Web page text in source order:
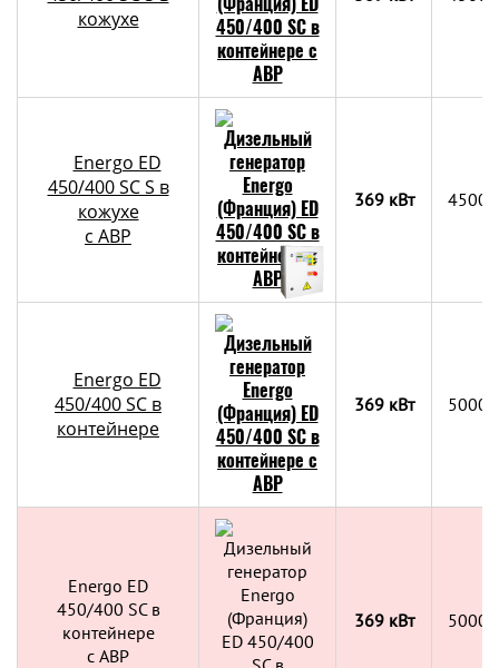
кожухе
Energo ED
450/400 SC S в
кожухе
с АВР
369 кВт
Energo ED
450/400 SC в
контейнере
369 кВт
Energo ED
450/400 SC в
контейнере
c АВР
369 кВт